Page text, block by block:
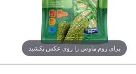
برای زوم ماوس را روی عکس بکشید